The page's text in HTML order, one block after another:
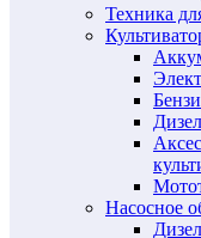
Техника
Насосное